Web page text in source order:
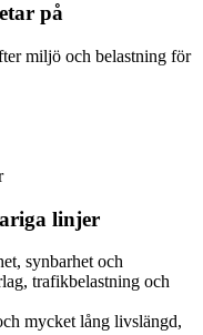
på
miljö och belastning för
linjer
synbarhet och
trafikbelastning och
mycket lång livslängd,